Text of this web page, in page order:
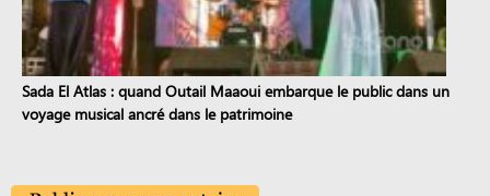
Sada El Atlas : quand Outail Maaoui embarque le public dans un
voyage musical ancré dans le patrimoine